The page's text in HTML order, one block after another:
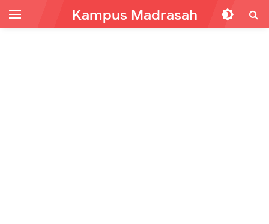
Kampus Madrasah